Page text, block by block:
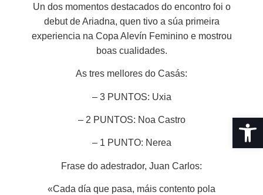
Abrir
Un dos momentos destacados do encontro foi o
debut de Ariadna, quen tivo a súa primeira
experiencia na Copa Alevín Feminino e mostrou
boas cualidades.
As tres mellores do Casás:
– 3 PUNTOS: Uxia
– 2 PUNTOS: Noa Castro
– 1 PUNTO: Nerea
Frase do adestrador, Juan Carlos:
«Cada día que pasa, máis contento pola